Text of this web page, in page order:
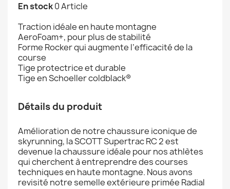
En stock0 Article
Traction idéale en haute montagne
AeroFoam+, pour plus de stabilité
Forme Rocker qui augmente l’efficacité de la
course
Tige protectrice et durable
Tige en Schoeller coldblack®
Détails du produit
Amélioration de notre chaussure iconique de
skyrunning, la SCOTT Supertrac RC 2 est
devenue la chaussure idéale pour nos athlètes
qui cherchent à entreprendre des courses
techniques en haute montagne. Nous avons
revisité notre semelle extérieure primée Radial